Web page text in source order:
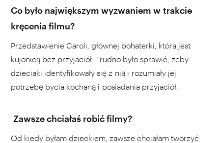
Co było największym wyzwaniem w trakcie
kręcenia filmu?
Przedstawienie Caroli, głównej bohaterki, która jest
kujonicą bez przyjaciół. Trudno było sprawić, żeby
dzieciaki identyfikowały się z nią i rozumiały jej
potrzebę bycia kochaną i posiadania przyjaciół.
Zawsze chciałaś robić filmy?
Od kiedy byłam dzieckiem, zawsze chciałam tworzyć